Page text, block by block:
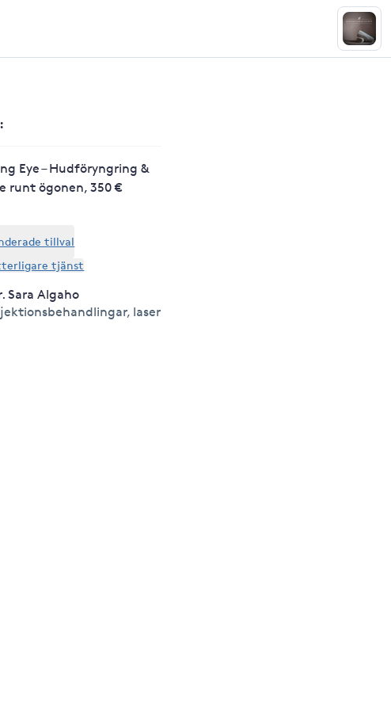
:
Eye – Hudföryngring &
runt ögonen, 350 €
tillval
tjänst
Sara Algaho
laser